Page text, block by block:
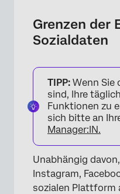
Grenzen der
Sozialdaten
TIPP: Wenn Sie
sind, Ihre
Funktionen zu
sich bitte an
Manager:IN.
Unabhängig
Instagram,
sozialen Plattform